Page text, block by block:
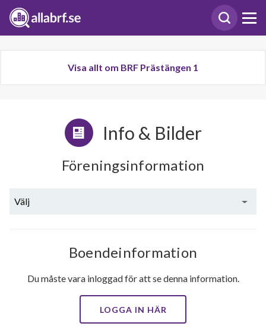
Visa allt om BRF Prästängen 1
Info & Bilder
Föreningsinformation
Välj
Boendeinformation
Du måste vara inloggad för att se denna information.
LOGGA IN HÄR